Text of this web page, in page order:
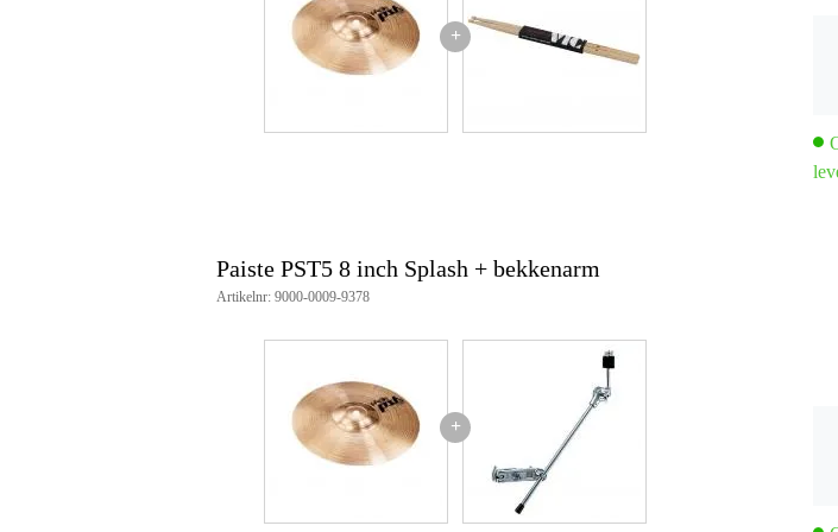
diameter: 8 inch
serie: PST 5
gewicht: licht
volume: laag tot hoog
+
Paiste PST5 8 inch Splash + bekkenarm
Artikelnr: 9000-0009-9378
+